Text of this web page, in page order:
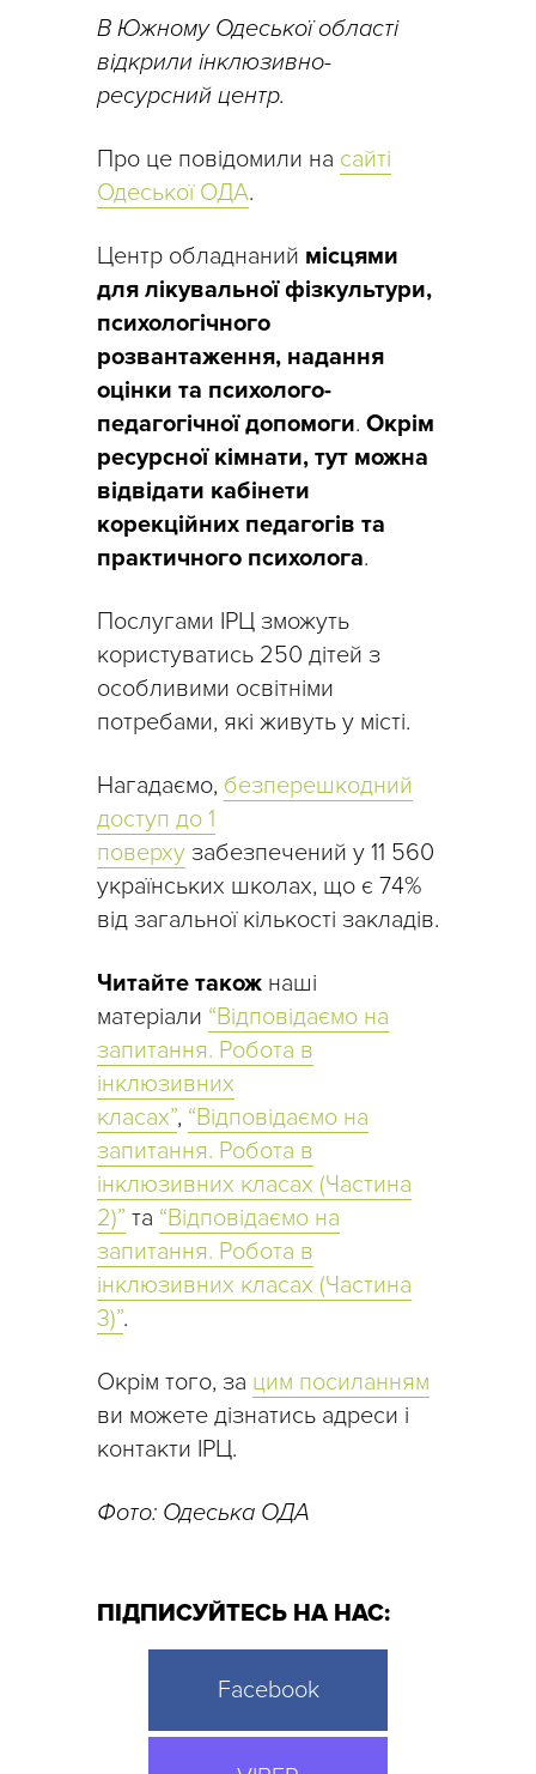
В Южному Одеської області
відкрили інклюзивно-
ресурсний центр.
Про це повідомили на сайті
Одеської ОДА.
Центр обладнаний місцями
для лікувальної фізкультури,
психологічного
розвантаження, надання
оцінки та психолого-
педагогічної допомоги. Окрім
ресурсної кімнати, тут можна
відвідати кабінети
корекційних педагогів та
практичного психолога.
Послугами ІРЦ зможуть
користуватись 250 дітей з
особливими освітніми
потребами, які живуть у місті.
Нагадаємо, безперешкодний
доступ до 1
поверху забезпечений у 11 560
українських школах, що є 74%
від загальної кількості закладів.
Читайте також наші
матеріали “Відповідаємо на
запитання. Робота в
інклюзивних
класах”, “Відповідаємо на
запитання. Робота в
інклюзивних класах (Частина
2)” та “Відповідаємо на
запитання. Робота в
інклюзивних класах (Частина
3)”.
Окрім того, за цим посиланням
ви можете дізнатись адреси і
контакти ІРЦ.
Фото: Одеська ОДА
ПІДПИСУЙТЕСЬ НА НАС:
Facebook